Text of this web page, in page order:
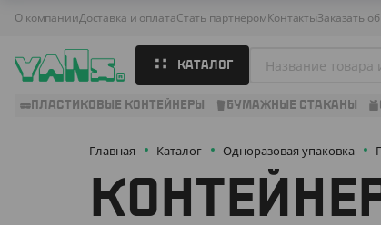
О компанииДоставка и оплатаСтать партнёромКонтактыЗаказать
КАТАЛОГ
ПЛАСТИКОВЫЕ КОНТЕЙНЕРЫ БУМАЖНЫЕ СТАКАНЫ
Главная Каталог Одноразовая упаковка